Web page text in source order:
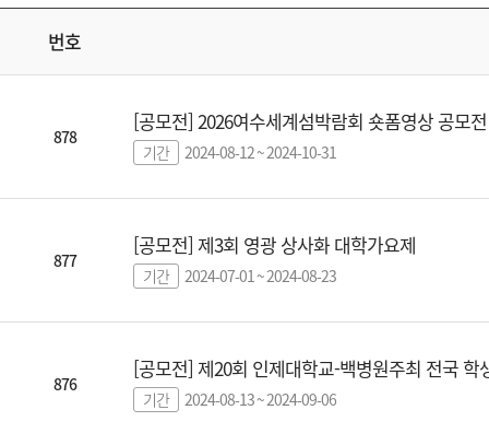
번호
878
[공모전] 2026여수세계섬박람회 숏폼영상 공모전
기간 2024-08-12 ~ 2024-10-31
877
[공모전] 제3회 영광 상사화 대학가요제
기간 2024-07-01 ~ 2024-08-23
876
[공모전] 제20회 인제대학교-백병원주최 전국 학
기간 2024-08-13 ~ 2024-09-06